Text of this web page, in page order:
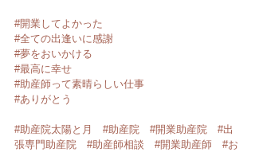
#開業してよかった
#全ての出逢いに感謝
#夢をおいかける
#最高に幸せ
#助産師って素晴らしい仕事
#ありがとう
#助産院太陽と月 #助産院 #開業助産院
#出
張専門助産院
#助産師相談 #開業助産師
#お